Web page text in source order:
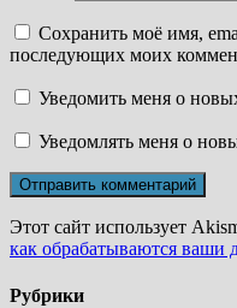
Сохранить моё имя,
последующих моих
Уведомить меня о
Уведомлять меня о
Этот сайт использует
как обрабатываются ваши
Рубрики